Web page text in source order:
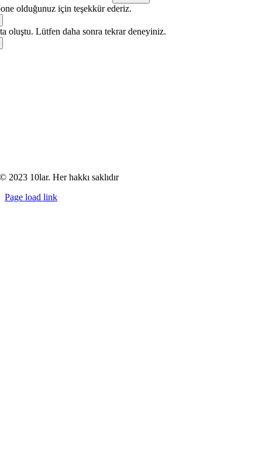
olduğunuz için teşekkür ederiz.
oluştu. Lütfen daha sonra tekrar deneyiniz.
© 2023 10lar. Her hakkı saklıdır
Page load link